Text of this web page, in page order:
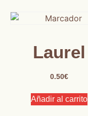
Laurel
0.50€
Añadir al carrito